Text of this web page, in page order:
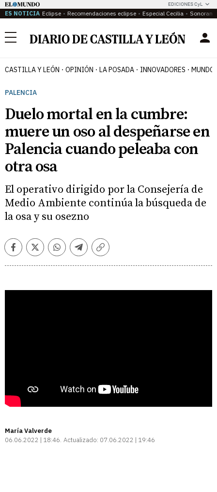
EDICIONES CyL
ES NOTICIA Eclipse Recomendaciones eclipse Especial Cecilia
Menú
CASTILLA Y LEÓN OPINIÓN LA POSADA INNOVADORES MUNDO
PALENCIA
Duelo mortal en la cumbre:
muere un oso al despeñarse en
Palencia cuando peleaba con
otra osa
El operativo dirigido por la Consejería de
Medio Ambiente continúa la búsqueda de
la osa y su osezno
FacebookTwitterWhatsappTelegramCopiar
María Valverde
06.06.2022 | 18:46 Actualizado: 07.06.2022 | 19:46